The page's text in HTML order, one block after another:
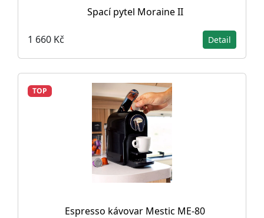
Spací pytel Moraine II
1 660 Kč Detail
TOP
Espresso kávovar Mestic ME-80